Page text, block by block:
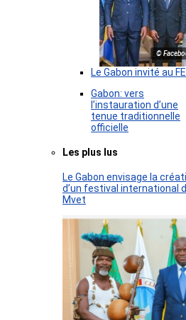
©
Le Gabon invité au
Gabon: vers
l’instauration d’une
tenue traditionnelle
officielle
Les plus lus
Le Gabon envisage la
d’un festival international
Mvet